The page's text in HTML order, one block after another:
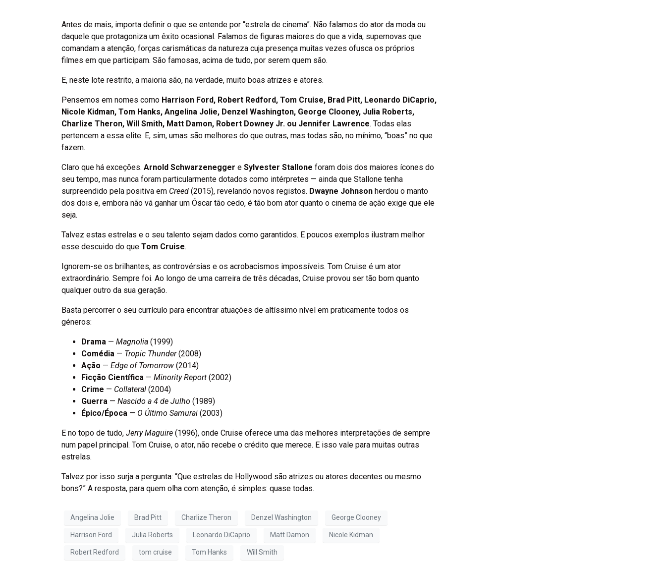
Antes de mais, importa definir o que se entende por “estrela de cinema”. Não falamos do ator da moda ou
daquele que protagoniza um êxito ocasional. Falamos de figuras maiores do que a vida, supernovas que
comandam a atenção, forças carismáticas da natureza cuja presença muitas vezes ofusca os próprios
filmes em que participam. São famosas, acima de tudo, por serem quem são.
E, neste lote restrito, a maioria são, na verdade, muito boas atrizes e atores.
Pensemos em nomes como Harrison Ford, Robert Redford, Tom Cruise, Brad Pitt, Leonardo DiCaprio,
Nicole Kidman, Tom Hanks, Angelina Jolie, Denzel Washington, George Clooney, Julia Roberts,
Charlize Theron, Will Smith, Matt Damon, Robert Downey Jr. ou Jennifer Lawrence. Todas elas
pertencem a essa elite. E, sim, umas são melhores do que outras, mas todas são, no mínimo, “boas” no que
fazem.
Claro que há exceções. Arnold Schwarzenegger e Sylvester Stallone foram dois dos maiores ícones do
seu tempo, mas nunca foram particularmente dotados como intérpretes — ainda que Stallone tenha
surpreendido pela positiva em Creed (2015), revelando novos registos. Dwayne Johnson herdou o manto
dos dois e, embora não vá ganhar um Óscar tão cedo, é tão bom ator quanto o cinema de ação exige que ele
seja.
Talvez estas estrelas e o seu talento sejam dados como garantidos. E poucos exemplos ilustram melhor
esse descuido do que Tom Cruise.
Ignorem-se os brilhantes, as controvérsias e os acrobacismos impossíveis. Tom Cruise é um ator
extraordinário. Sempre foi. Ao longo de uma carreira de três décadas, Cruise provou ser tão bom quanto
qualquer outro da sua geração.
Basta percorrer o seu currículo para encontrar atuações de altíssimo nível em praticamente todos os
géneros:
Drama — Magnolia (1999)
Comédia — Tropic Thunder(2008)
Ação — Edge of Tomorrow (2014)
Ficção Científica — Minority Report (2002)
Crime — Collateral (2004)
Guerra — Nascido a 4 de Julho (1989)
Épico/Época — O Último Samurai (2003)
E no topo de tudo, Jerry Maguire (1996), onde Cruise oferece uma das melhores interpretações de sempre
num papel principal. Tom Cruise, o ator, não recebe o crédito que merece. E isso vale para muitas outras
estrelas.
Talvez por isso surja a pergunta: “Que estrelas de Hollywood são atrizes ou atores decentes ou mesmo
bons?” A resposta, para quem olha com atenção, é simples: quase todas.
Angelina Jolie Brad Pitt Charlize Theron Denzel Washington George Clooney
Harrison Ford Julia Roberts Leonardo DiCaprio Matt Damon Nicole Kidman
Robert Redford tom cruise Tom Hanks Will Smith